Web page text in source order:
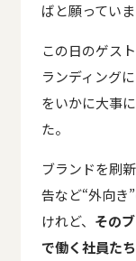
ばと願っていま
この日のゲス
ランディング
をいかに大事
た。
ブランドを刷
告など“外向き
けれど、 その
で働く社員たち